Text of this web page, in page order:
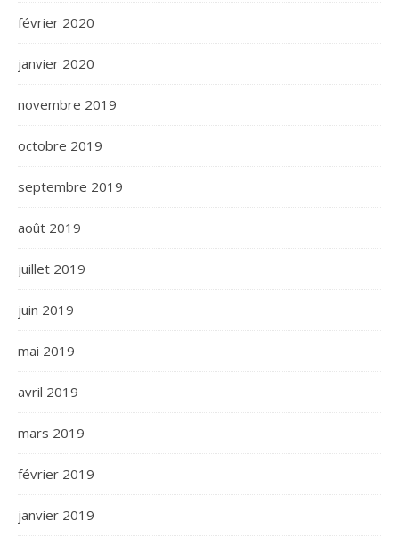
février 2020
janvier 2020
novembre 2019
octobre 2019
septembre 2019
août 2019
juillet 2019
juin 2019
mai 2019
avril 2019
mars 2019
février 2019
janvier 2019